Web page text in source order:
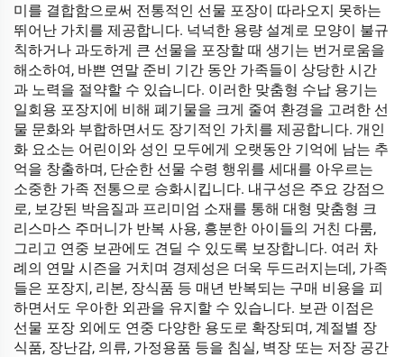
미를 결합함으로써 전통적인 선물 포장이 따라오지 못하는
뛰어난 가치를 제공합니다. 넉넉한 용량 설계로 모양이 불규
칙하거나 과도하게 큰 선물을 포장할 때 생기는 번거로움을
해소하여, 바쁜 연말 준비 기간 동안 가족들이 상당한 시간
과 노력을 절약할 수 있습니다. 이러한 맞춤형 수납 용기는
일회용 포장지에 비해 폐기물을 크게 줄여 환경을 고려한 선
물 문화와 부합하면서도 장기적인 가치를 제공합니다. 개인
화 요소는 어린이와 성인 모두에게 오랫동안 기억에 남는 추
억을 창출하며, 단순한 선물 수령 행위를 세대를 아우르는
소중한 가족 전통으로 승화시킵니다. 내구성은 주요 강점으
로, 보강된 박음질과 프리미엄 소재를 통해 대형 맞춤형 크
리스마스 주머니가 반복 사용, 흥분한 아이들의 거친 다룸,
그리고 연중 보관에도 견딜 수 있도록 보장합니다. 여러 차
례의 연말 시즌을 거치며 경제성은 더욱 두드러지는데, 가족
들은 포장지, 리본, 장식품 등 매년 반복되는 구매 비용을 피
하면서도 우아한 외관을 유지할 수 있습니다. 보관 이점은
선물 포장 외에도 연중 다양한 용도로 확장되며, 계절별 장
식품, 장난감, 의류, 가정용품 등을 침실, 벽장 또는 저장 공간